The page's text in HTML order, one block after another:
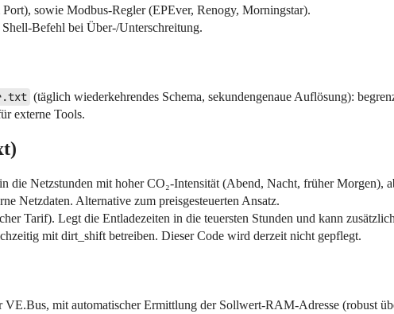
sowie Modbus-Regler (EPEver, Renogy, Morningstar).
Befehl bei Über-/Unterschreitung.
(täglich wiederkehrendes Schema, sekundengenaue Auflösung):
externe Tools.
die Netzstunden mit hoher CO₂-Intensität (Abend, Nacht, früher Morgen),
Netzdaten. Alternative zum preisgesteuerten Ansatz.
Tarif). Legt die Entladezeiten in die teuersten Stunden und kann
mit dirt_shift betreiben. Dieser Code wird derzeit nicht gepflegt.
mit automatischer Ermittlung der Sollwert-RAM-Adresse (robust